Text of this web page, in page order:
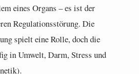
eines Organs – es ist der
Regulationsstörung. Die
spielt eine Rolle, doch die
in Umwelt, Darm, Stress und